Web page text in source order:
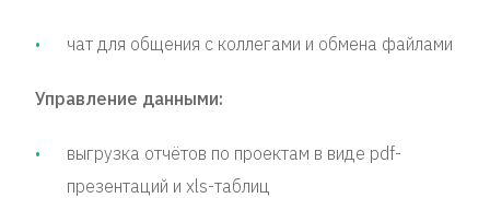
чат для общения с коллегами и обмена файлами
Управление данными:
выгрузка отчётов по проектам в виде pdf-
презентаций и xls-таблиц